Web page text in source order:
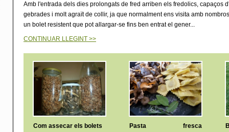
Amb l'entrada dels dies prolongats de fred arriben els fredolics, capaços
gebrades i molt agraït de collir, ja que normalment ens visita amb
un bolet resistent que pot allargar-se fins ben entrat el gener...
CONTINUAR LLEGINT >>
Com assecar els bolets
Pasta fresca